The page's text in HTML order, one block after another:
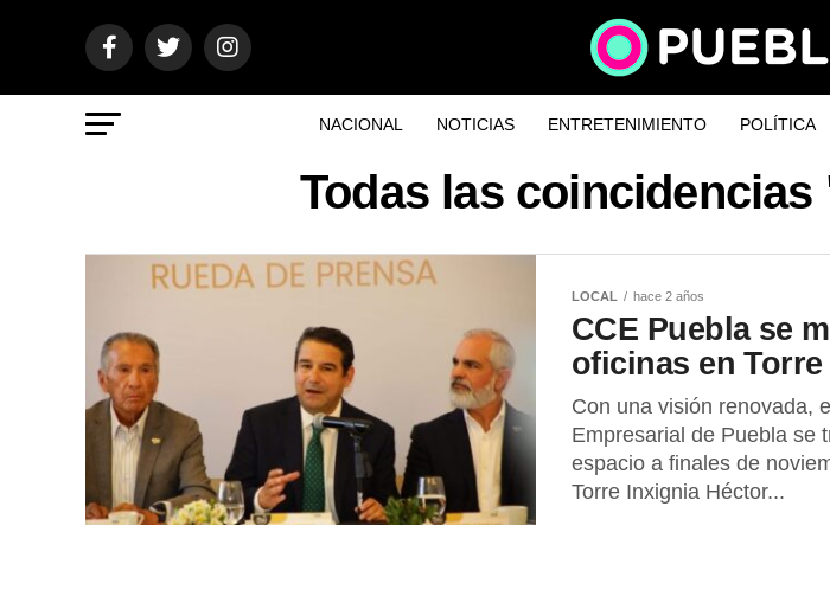
NACIONAL NOTICIAS ENTRETENIMIENTO POLÍTICA
Todas las
LOCAL hace 2 años
CCE Puebla se
oficinas en
Con una visión renovada,
Empresarial de Puebla se
espacio a finales de
Torre Inxignia Héctor...